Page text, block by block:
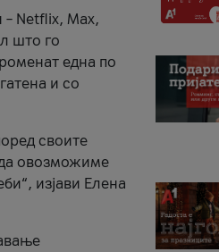
Netflix, Max,
што го
една по
и со
своите
овозможиме
изјави Елена